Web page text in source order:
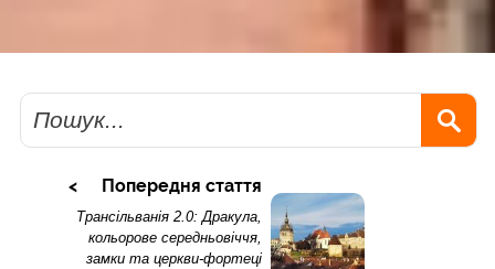
Пошук
Попередня стаття
Трансільванія 2.0: Дракула,
кольорове середньовіччя,
замки та церкви-фортеці